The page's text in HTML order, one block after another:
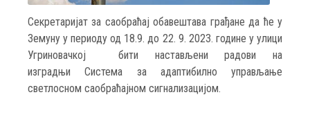
Секретаријат за саобраћај обавештава грађане да ће у
Земуну у периоду од 18.9. до 22. 9. 2023. године у улици
Угриновачкој бити настављени радови на
изградњи Система за адаптибилно управљање
светлосном саобраћајном сигнализацијом.